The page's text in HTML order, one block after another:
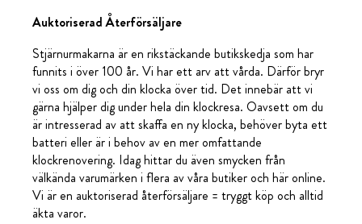
Auktoriserad Återförsäljare
Stjärnurmakarna är en rikstäckande butikskedja som har
funnits i över 100 år. Vi har ett arv att vårda. Därför bryr
vi oss om dig och din klocka över tid. Det innebär att vi
gärna hjälper dig under hela din klockresa. Oavsett om du
är intresserad av att skaffa en ny klocka, behöver byta ett
batteri eller är i behov av en mer omfattande
klockrenovering. Idag hittar du även smycken från
välkända varumärken i flera av våra butiker och här online.
Vi är en auktoriserad återförsäljare = tryggt köp och alltid
äkta varor.